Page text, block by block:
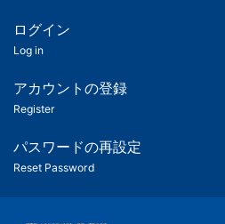
ツ
匿
名
ユ
ー
ログイン
Log in
アカウントの登録
Register
パスワードの再設定
Reset Password